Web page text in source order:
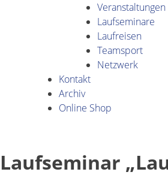
Veranstaltungen
Laufseminare
Laufreisen
Teamsport
Netzwerk
Kontakt
Archiv
Online Shop
Laufseminar